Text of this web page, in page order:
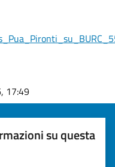
17:49
su questa